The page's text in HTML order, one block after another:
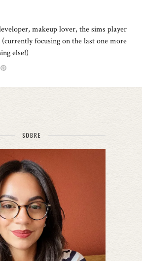
makeup lover, the sims player
focusing on the last one more
else!)
SOBRE